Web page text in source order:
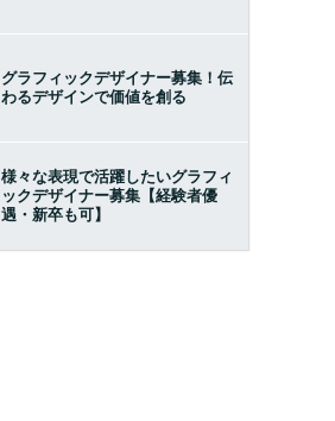
グラフィックデザイナー募集！伝
わるデザインで価値を創る
様々な表現で活躍したいグラフィ
ックデザイナー募集【経験者優
遇・新卒も可】